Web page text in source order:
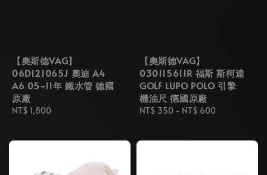
【奧斯德VAG】
06D121065J 奧迪 A4
A6 05~11年 鐵水管 德國
原廠
Regular
NT$ 1,800
【奧斯德VAG】
030115611R 福斯 斯柯達
GOLF LUPO POLO 引擎
機油尺 德國原廠
Regular
NT$ 350 - NT$ 600